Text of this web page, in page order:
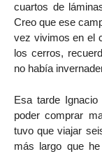
cuartos de
Creo que ese
vez vivimos en el
los cerros,
no había
Esa tarde
poder comprar
tuvo que viajar
más largo que